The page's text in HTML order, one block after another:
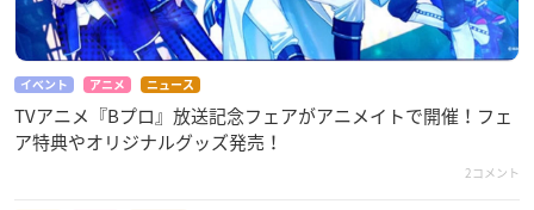
イベント アニメ ニュース
TVアニメ『Bプロ』放送記念フェアがアニメイトで開催！フェ
ア特典やオリジナルグッズ発売！
2コメント